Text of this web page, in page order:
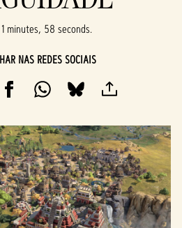
1 minutes, 58 seconds
NAS REDES SOCIAIS